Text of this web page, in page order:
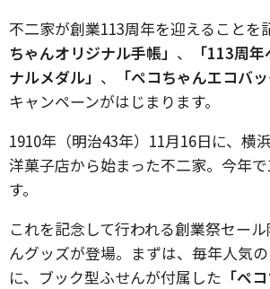
不二家が創業113周年を迎えることを
ちゃんオリジナル手帳」 、
「113周
ナルメダル」 、 「ペコちゃんエコバッ
キャンペーンがはじまります。
1910年（明治43年）11月16日に、横
洋菓子店から始まった不二家。今年
す。
これを記念して行われる創業祭セー
んグッズが登場。まずは、毎年人気
に、ブック型ふせんが付属した 「ペ